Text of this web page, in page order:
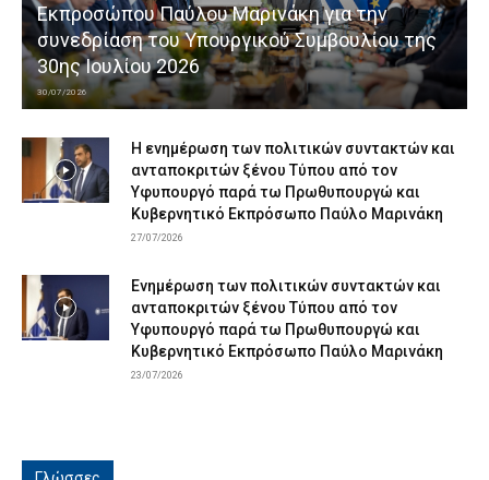
Εκπροσώπου Παύλου Μαρινάκη για την
συνεδρίαση του Υπουργικού Συμβουλίου της
30ης Ιουλίου 2026
30/07/2026
Η ενημέρωση των πολιτικών συντακτών και
ανταποκριτών ξένου Τύπου από τον
Υφυπουργό παρά τω Πρωθυπουργώ και
Κυβερνητικό Εκπρόσωπο Παύλο Μαρινάκη
27/07/2026
Ενημέρωση των πολιτικών συντακτών και
ανταποκριτών ξένου Τύπου από τον
Υφυπουργό παρά τω Πρωθυπουργώ και
Κυβερνητικό Εκπρόσωπο Παύλο Μαρινάκη
23/07/2026